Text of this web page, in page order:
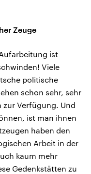
Zeuge
ist
Viele
politische
schon sehr, sehr
zur Verfügung. Und
ist man ihnen
haben den
Arbeit in der
kaum mehr
Gedenkstätten zu